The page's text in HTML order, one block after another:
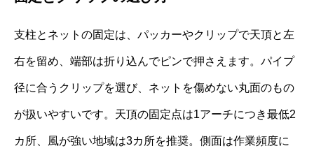
支柱とネットの固定は、パッカーやクリップで天頂と左
右を留め、端部は折り込んでピンで押さえます。パイプ
径に合うクリップを選び、ネットを傷めない丸面のもの
が扱いやすいです。天頂の固定点は1アーチにつき最低2
カ所、風が強い地域は3カ所を推奨。側面は作業頻度に